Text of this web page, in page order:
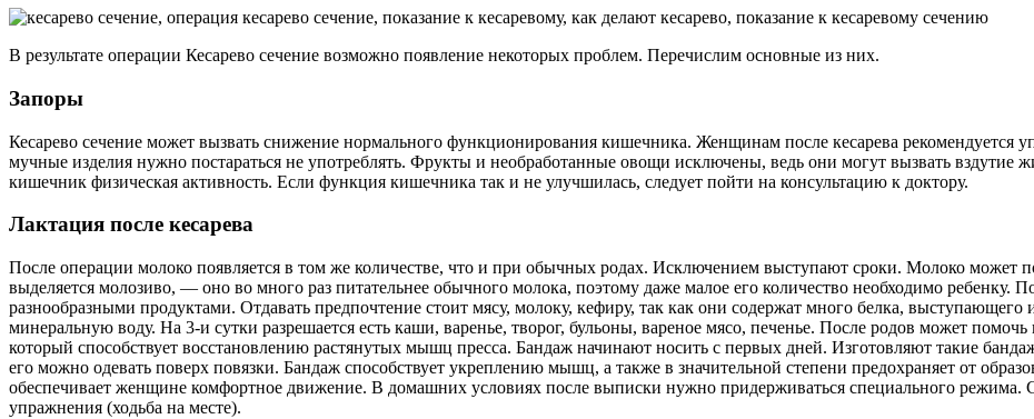
В результате операции Кесарево сечение возможно появление некоторых проблем. Перечислим основные из них.
Запоры
Кесарево сечение может вызвать снижение нормального функционирования кишечника. Женщинам после кесарева рекомендуется
мучные изделия нужно постараться не употреблять. Фрукты и необработанные овощи исключены, ведь они могут вызвать вздутие
кишечник физическая активность. Если функция кишечника так и не улучшилась, следует пойти на консультацию к доктору.
Лактация после кесарева
После операции молоко появляется в том же количестве, что и при обычных родах. Исключением выступают сроки. Молоко может
выделяется молозиво, — оно во много раз питательнее обычного молока, поэтому даже малое его количество необходимо ребенку.
разнообразными продуктами. Отдавать предпочтение стоит мясу, молоку, кефиру, так как они содержат много белка,
минеральную воду. На 3-и сутки разрешается есть каши, варенье, творог, бульоны, вареное мясо, печенье. После родов может
который способствует восстановлению растянутых мышц пресса. Бандаж начинают носить с первых дней. Изготовляют такие
его можно одевать поверх повязки. Бандаж способствует укреплению мышц, а также в значительной степени предохраняет от
обеспечивает женщине комфортное движение. В домашних условиях после выписки нужно придерживаться специального режима.
упражнения (ходьба на месте).